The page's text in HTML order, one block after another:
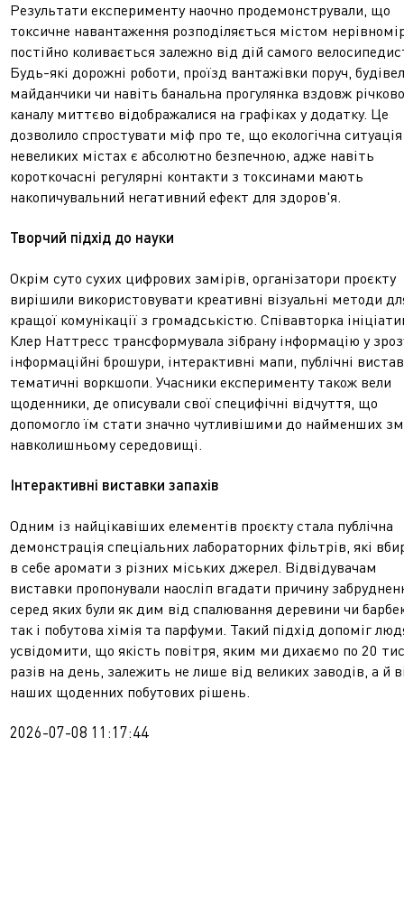
Результати експерименту наочно продемонстрували, що
токсичне навантаження розподіляється містом
постійно коливається залежно від дій самого
Будь-які дорожні роботи, проїзд вантажівки поруч,
майданчики чи навіть банальна прогулянка вздовж
каналу миттєво відображалися на графіках у додатку. Це
дозволило спростувати міф про те, що екологічна
невеликих містах є абсолютно безпечною, адже навіть
короткочасні регулярні контакти з токсинами мають
накопичувальний негативний ефект для здоров'я.
Творчий підхід до науки
Окрім суто сухих цифрових замірів, організатори проєкту
вирішили використовувати креативні візуальні методи
кращої комунікації з громадськістю. Співавторка
Клер Наттресс трансформувала зібрану інформацію у
інформаційні брошури, інтерактивні мапи, публічні
тематичні воркшопи. Учасники експерименту також вели
щоденники, де описували свої специфічні відчуття, що
допомогло їм стати значно чутливішими до найменших
навколишньому середовищі.
Інтерактивні виставки запахів
Одним із найцікавіших елементів проєкту стала публічна
демонстрація спеціальних лабораторних фільтрів, які
в себе аромати з різних міських джерел. Відвідувачам
виставки пропонували наосліп вгадати причину
серед яких були як дим від спалювання деревини чи
так і побутова хімія та парфуми. Такий підхід допоміг
усвідомити, що якість повітря, яким ми дихаємо по 20
разів на день, залежить не лише від великих заводів, а й
наших щоденних побутових рішень.
2026-07-08 11:17:44